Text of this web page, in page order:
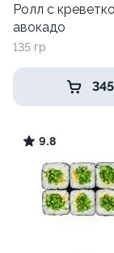
Ролл с
авокадо
135 гр
9.8